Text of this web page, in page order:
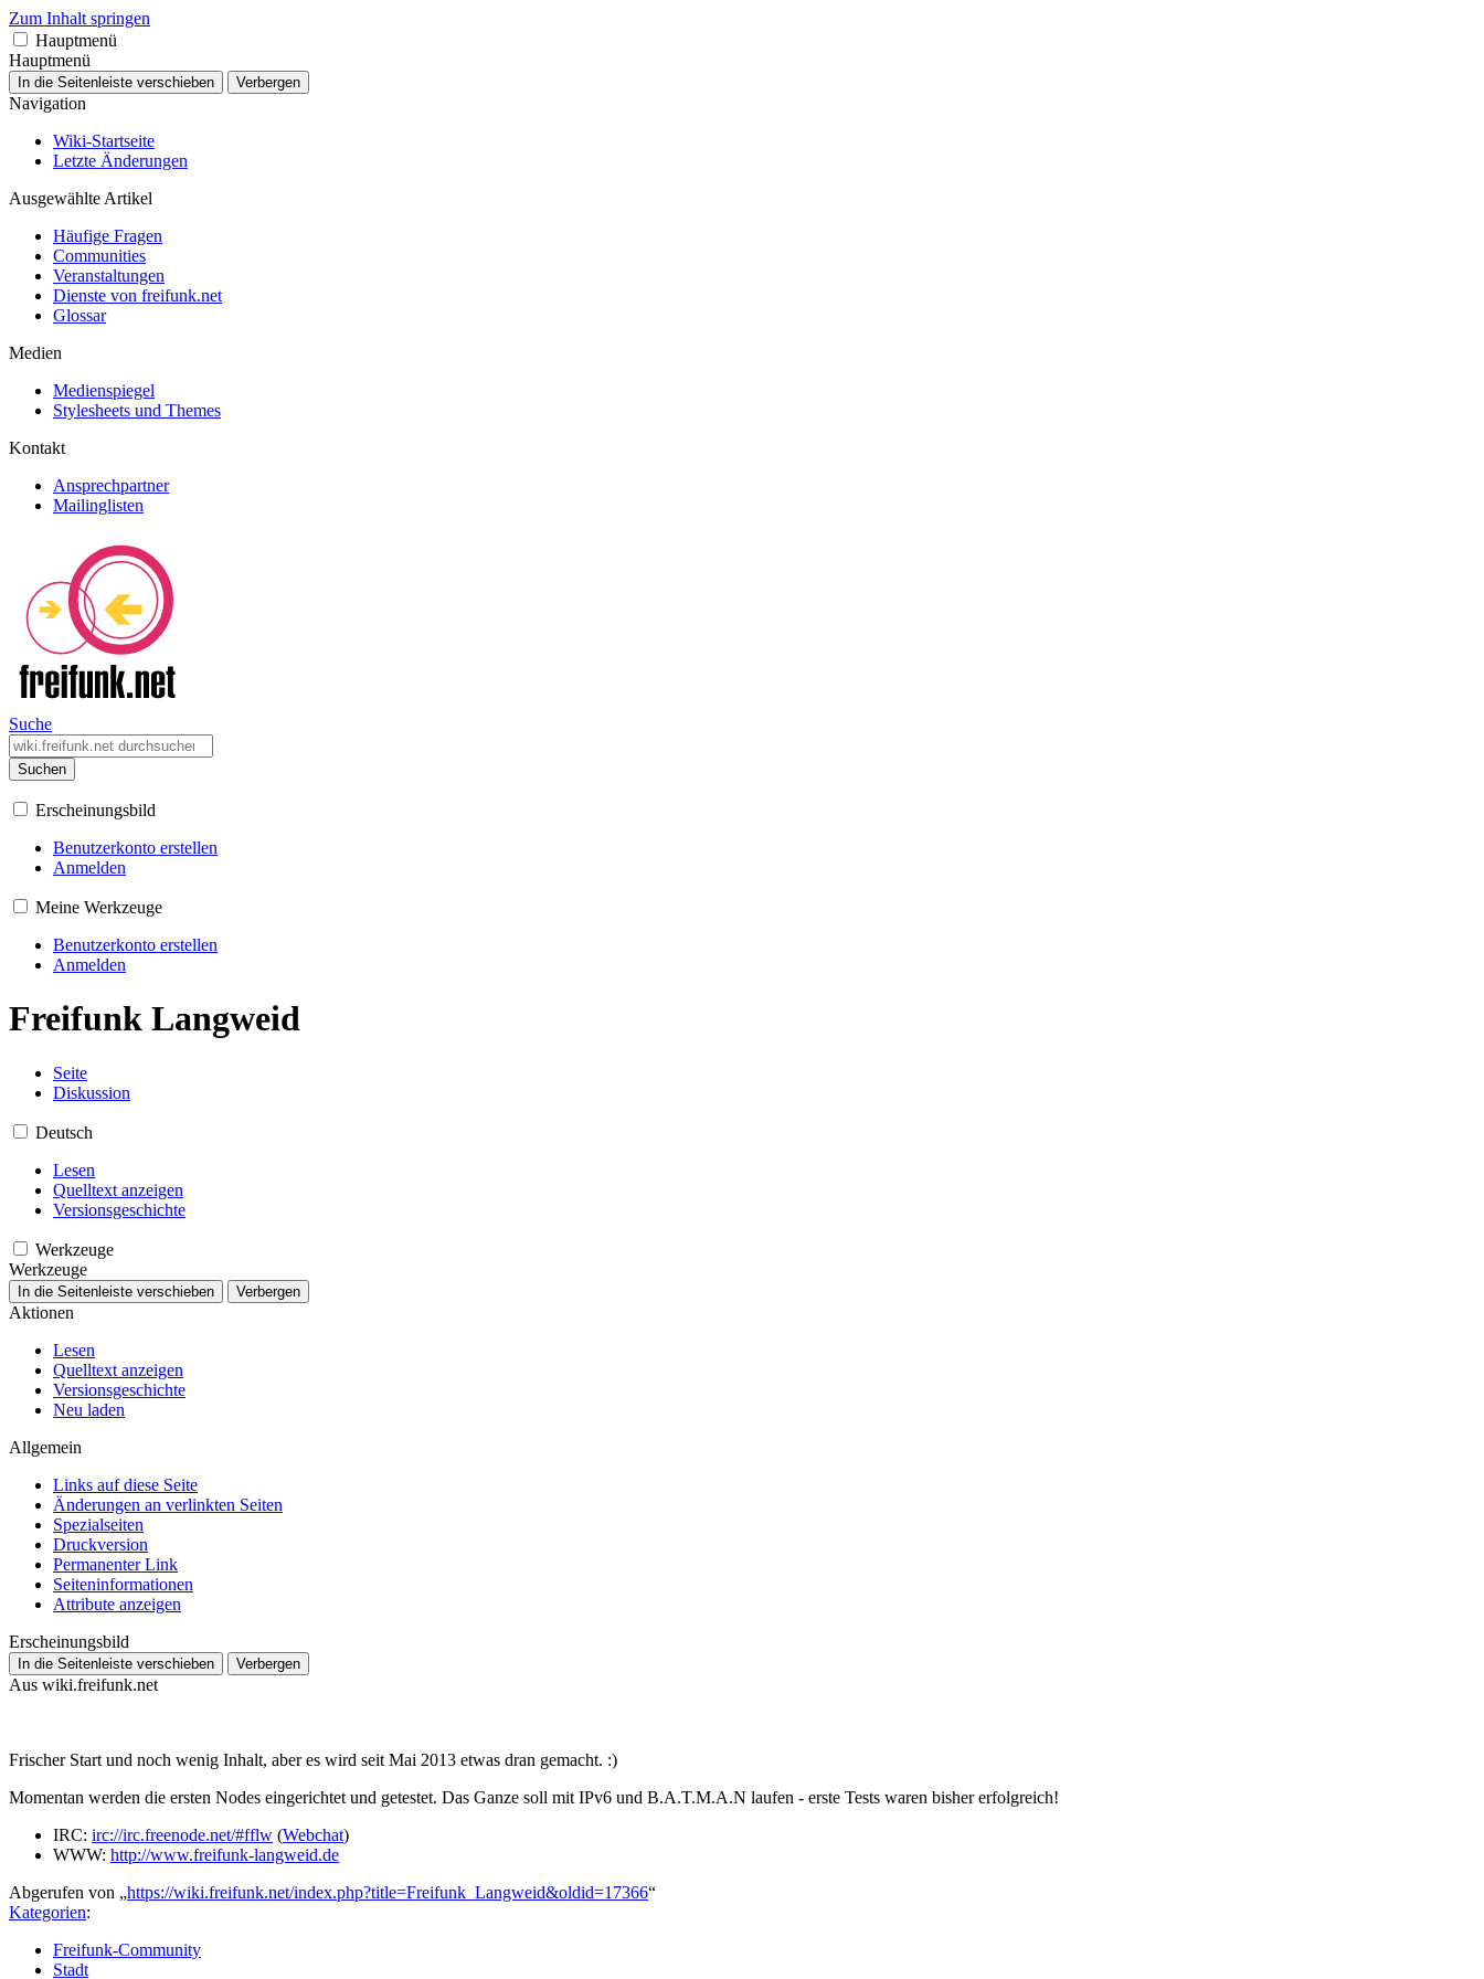
Zum Inhalt springen
Hauptmenü
Hauptmenü
In die Seitenleiste verschieben Verbergen
Navigation
Wiki-Startseite
Letzte Änderungen
Ausgewählte Artikel
Häufige Fragen
Communities
Veranstaltungen
Dienste von freifunk.net
Glossar
Medien
Medienspiegel
Stylesheets und Themes
Kontakt
Ansprechpartner
Mailinglisten
Suche
Suchen
Erscheinungsbild
Benutzerkonto erstellen
Anmelden
Meine Werkzeuge
Benutzerkonto erstellen
Anmelden
Freifunk Langweid
Seite
Diskussion
Deutsch
Lesen
Quelltext anzeigen
Versionsgeschichte
Werkzeuge
Werkzeuge
In die Seitenleiste verschieben Verbergen
Aktionen
Lesen
Quelltext anzeigen
Versionsgeschichte
Neu laden
Allgemein
Links auf diese Seite
Änderungen an verlinkten Seiten
Spezialseiten
Druckversion
Permanenter Link
Seiten­­informationen
Attribute anzeigen
Erscheinungsbild
In die Seitenleiste verschieben Verbergen
Aus wiki.freifunk.net
Frischer Start und noch wenig Inhalt, aber es wird seit Mai 2013 etwas dran gemacht. :)
Momentan werden die ersten Nodes eingerichtet und getestet. Das Ganze soll mit IPv6 und B.A.T.M.A.N laufen - erste Tests waren bisher erfolgreich!
IRC: irc://irc.freenode.net/#fflw (Webchat)
WWW: http://www.freifunk-langweid.de
Abgerufen von „https://wiki.freifunk.net/index.php?title=Freifunk_Langweid&oldid=17366“
Kategorien:
Freifunk-Community
Stadt